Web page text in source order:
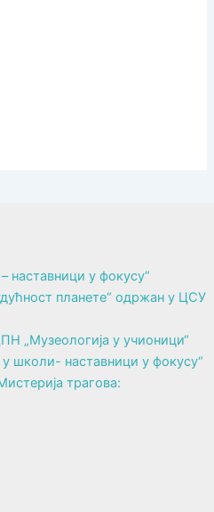
наставници у фокусу“
планете“ одржан у ЦСУ
„Музеологија у учионици“
школи- наставници у фокусу“
трагова: